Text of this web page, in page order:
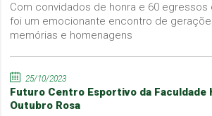
Com convidados de honra e 60 egressos
foi um emocionante encontro de
memórias e homenagens
25/10/2023
Futuro Centro Esportivo da Faculdade
Outubro Rosa